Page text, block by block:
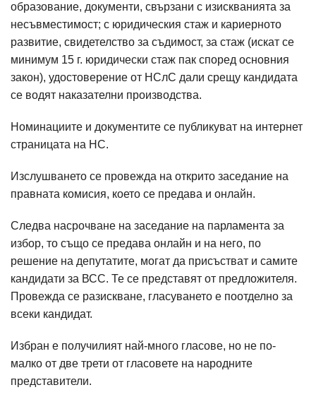
образование, документи, свързани с изискванията за
несъвместимост; с юридическия стаж и кариерното
развитие, свидетелство за съдимост, за стаж (искат се
минимум 15 г. юридически стаж пак според основния
закон), удостоверение от НСлС дали срещу кандидата
се водят наказателни производства.
Номинациите и документите се публикуват на интернет
страницата на НС.
Изслушването се провежда на открито заседание на
правната комисия, което се предава и онлайн.
Следва насрочване на заседание на парламента за
избор, то също се предава онлайн и на него, по
решение на депутатите, могат да присъстват и самите
кандидати за ВСС. Те се представят от предложителя.
Провежда се разискване, гласуването е поотделно за
всеки кандидат.
Избран е получилият най-много гласове, но не по-
малко от две трети от гласовете на народните
представители.